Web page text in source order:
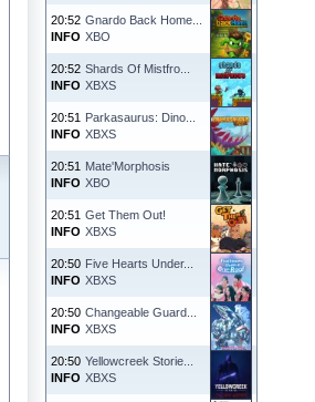
20:52
INFO
Gnardo Back Home...
XBO
20:52
INFO
Shards Of Mistfro...
XBXS
20:51
INFO
Parkasaurus: Dino...
XBXS
20:51
INFO
Mate'Morphosis
XBO
20:51
INFO
Get Them Out!
XBXS
20:50
INFO
Five Hearts Under...
XBXS
20:50
INFO
Changeable Guard...
XBXS
20:50
INFO
Yellowcreek Storie...
XBXS